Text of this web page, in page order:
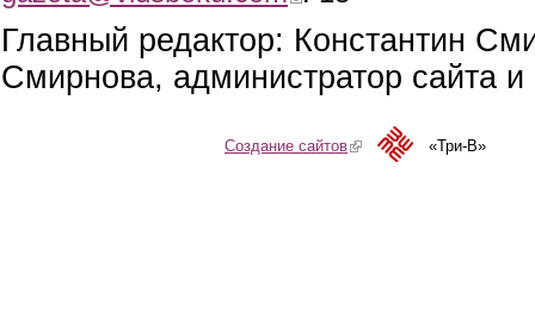
Главный редактор: Константин
Смирнова, администратор сайта
Создание сайтов(link is external)«Три-В»